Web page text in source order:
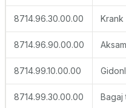
8714.96.30.00.00 Krank
8714.96.90.00.00
8714.99.10.00.00
8714.99.30.00.00 Bagaj